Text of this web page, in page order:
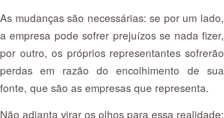
As mudanças são necessárias: se por um lado,
a empresa pode sofrer prejuízos se nada fizer,
por outro, os próprios representantes sofrerão
perdas em razão do encolhimento de sua
fonte, que são as empresas que representa.
Não adianta virar os olhos para essa realidade: